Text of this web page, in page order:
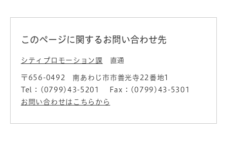
このページに関するお問い合わせ先
シティプロモーション課 直通
〒656-0492
南あわじ市市善光寺22番地1
Tel：(0799)43-5201
Fax：(0799)43-5301
お問い合わせはこちらから